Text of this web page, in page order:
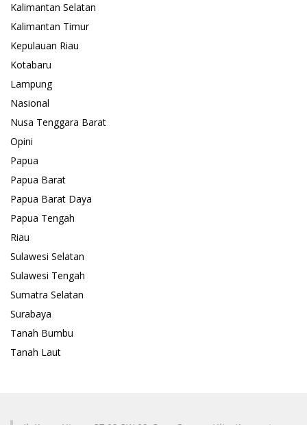
Kalimantan Selatan
Kalimantan Timur
Kepulauan Riau
Kotabaru
Lampung
Nasional
Nusa Tenggara Barat
Opini
Papua
Papua Barat
Papua Barat Daya
Papua Tengah
Riau
Sulawesi Selatan
Sulawesi Tengah
Sumatra Selatan
Surabaya
Tanah Bumbu
Tanah Laut